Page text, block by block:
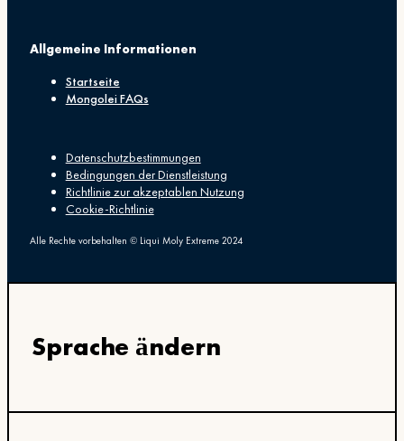
Allgemeine Informationen
Startseite
Mongolei FAQs
Datenschutzbestimmungen
Bedingungen der Dienstleistung
Richtlinie zur akzeptablen Nutzung
Cookie-Richtlinie
Alle Rechte vorbehalten © Liqui Moly Extreme 2024
Sprache ändern